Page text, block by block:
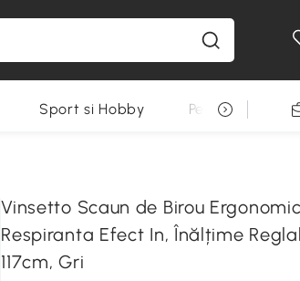
Sport si Hobby Pentru animale
Vinsetto Scaun de Birou
Respiranta Efect In, Înălțime
117cm, Gri